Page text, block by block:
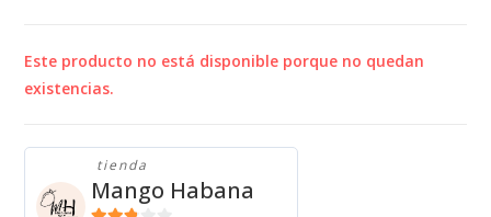
Este producto no está disponible porque no quedan
existencias.
tienda
Mango Habana